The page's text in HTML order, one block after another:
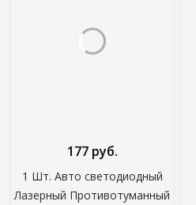
1 Шт. Авто светодиодный
Лазерный Противотуманный
177 руб.